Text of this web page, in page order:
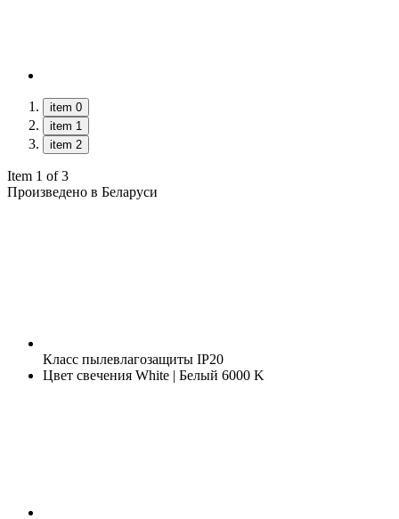
item 0
item 1
item 2
Item 1 of 3
Произведено в Беларуси
Класс пылевлагозащиты IP20
Цвет свечения White | Белый 6000 K